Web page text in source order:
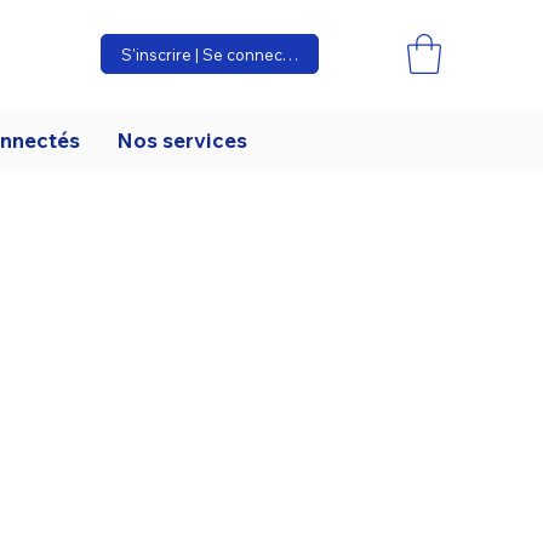
S'inscrire | Se connecter
Nos services